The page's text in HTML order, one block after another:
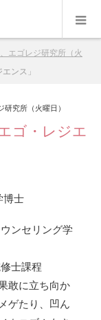
エゴレジ研究所（火
ンス」
究所（火曜日）
ゴ・レジエ
博士
ンセリング学
士課程
敢に立ち向か
ゲたり、凹ん